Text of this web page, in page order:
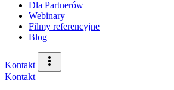
Dla Partnerów
Webinary
Filmy referencyjne
Blog
Kontakt
Kontakt